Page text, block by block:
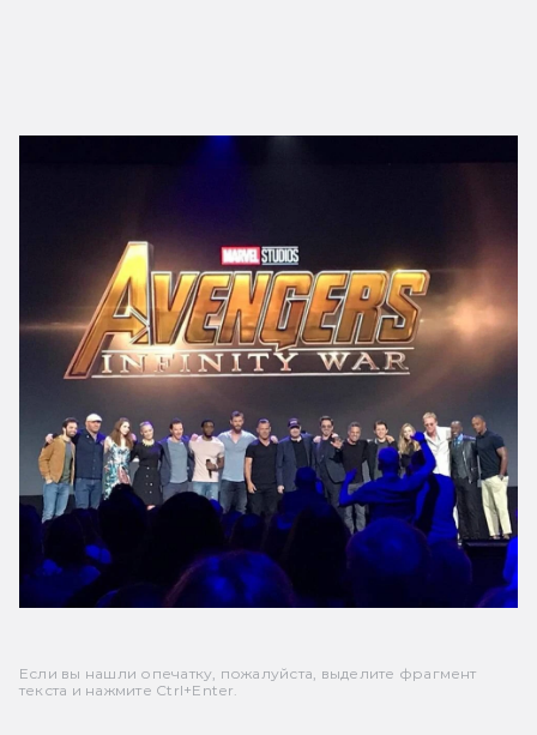
Если вы нашли опечатку, пожалуйста, выделите фрагмент
текста и нажмите Ctrl+Enter.